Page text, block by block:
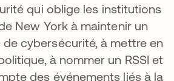
qui oblige les institutions
New York à maintenir un
cybersécurité, à mettre en
à nommer un RSSI et
des événements liés à la